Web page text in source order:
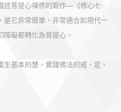
述菩提心禪修的鉅作—《修心七
是它非常簡單、非常適合如現代一
礙都轉化為菩提心。
基本的慧，實踐佛法的戒、定、